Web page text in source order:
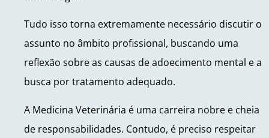
Tudo isso torna extremamente necessário discutir o
assunto no âmbito profissional, buscando uma
reflexão sobre as causas de adoecimento mental e a
busca por tratamento adequado.
A Medicina Veterinária é uma carreira nobre e cheia
de responsabilidades. Contudo, é preciso respeitar